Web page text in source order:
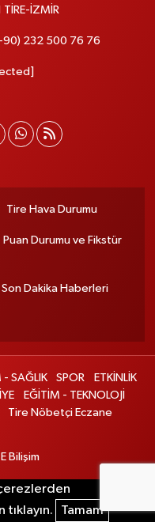
TİRE-İZMİR
232 500 76 76
Tire Hava Durumu
Puan Durumu ve Fikstür
Son Dakika Haberleri
- SAĞLIK SPOR
ETKİNLİK
EĞİTİM - TEKNOLOJİ
Tire Nöbetçi Eczane
Bilişim
Tamam